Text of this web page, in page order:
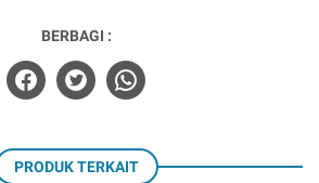
BERBAGI :
PRODUK TERKAIT